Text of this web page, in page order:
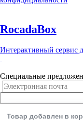
RocadaBox
Интерактивный сервис
Специальные
Товар добавлен в